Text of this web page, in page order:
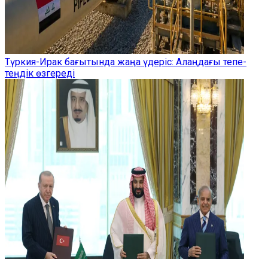
Түркия-Ирак бағытында жаңа үдеріс: Алаңдағы тепе-
теңдік өзгереді